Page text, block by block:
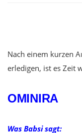
Nach einem kurzen
erledigen, ist es Zeit
OMINIRA
Was Babsi sagt: